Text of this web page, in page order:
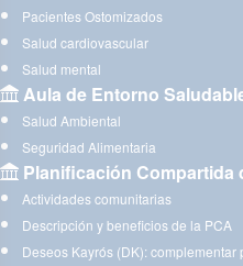
Pacientes Ostomizados
Salud cardiovascular
Salud mental
Aula de Entorno
Salud Ambiental
Seguridad Alimentaria
Planificación Compartida
Actividades comunitarias
Descripción y beneficios de la PCA
Deseos Kayrós (DK):